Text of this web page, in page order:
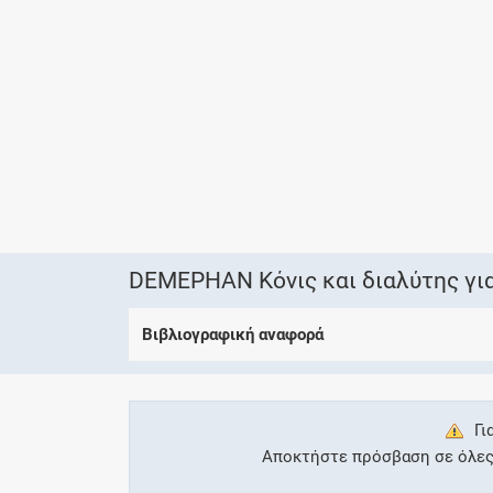
DEMEPHAN Κόνις και διαλύτης
Βιβλιογραφική αναφορά
Αποκτήστε πρόσβαση σε όλες